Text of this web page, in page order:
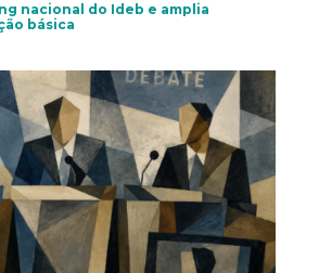
nacional do Ideb e amplia
básica